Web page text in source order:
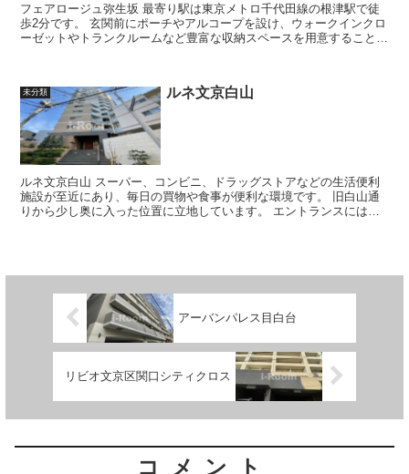
フェアロージュ弥生坂 最寄り駅は東京メトロ千代田線の根津駅で徒
歩2分です。 玄関前にポーチやアルコープを設け、ウォークインクロ
ーゼットやトランクルームなど豊富な収納スペースを用意すること
未分類 ルネ文京白山
ルネ文京白山 スーパー、コンビニ、ドラッグストアなどの生活便利
施設が至近にあり、毎日の買物や食事が便利な環境です。 旧白山通
りから少し奥に入った位置に立地しています。 エントランスにはオ
アーバンパレス目白台
リビオ文京区関口シティクロス
コメント